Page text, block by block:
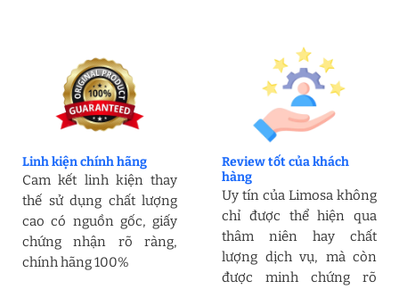
Linh kiện chính hãng
Cam kết linh kiện thay
thế sử dụng chất lượng
cao có nguồn gốc, giấy
chứng nhận rõ ràng,
chính hãng 100%
Review tốt của khách
hàng
Uy tín của Limosa không
chỉ được thể hiện qua
thâm niên hay chất
lượng dịch vụ, mà còn
được minh chứng rõ